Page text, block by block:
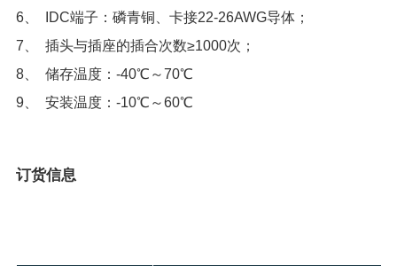
6、 IDC端子：磷青铜、卡接22-26AWG导体；
7 、 插头与插座的插合次数≥1000次；
8、 储存温度：-40℃～70℃
9、 安装温度：-10℃～60℃
订货信息